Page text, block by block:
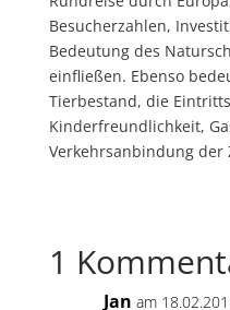
Besucherzahlen,
Bedeutung des
einfließen. Ebenso
Tierbestand, die
Kinderfreundlichkeit,
Verkehrsanbindung der
1
Jan am